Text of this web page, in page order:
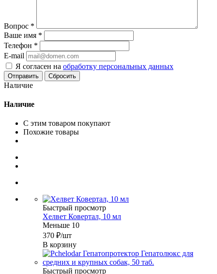
Вопрос *
Ваше имя *
Телефон *
E-mail
Я согласен на обработку персональных данных
Сбросить
Наличие
Наличие
С этим товаром покупают
Похожие товары
Быстрый просмотр
Хелвет Ковертал, 10 мл
Меньше 10
370 ₽/шт
В корзину
Быстрый просмотр